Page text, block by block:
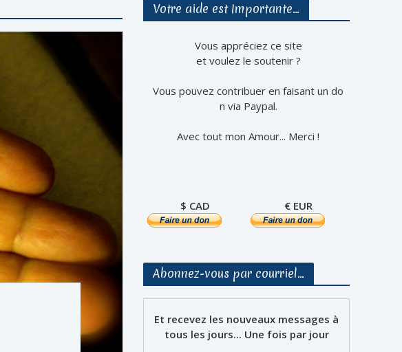
Votre aide est Importante…
Vous appréciez ce site
et voulez le soutenir ?
Vous pouvez contribuer en faisant un do
n via Paypal.
Avec tout mon Amour... Merci !
$ CAD € EUR
Abonnez-vous par courriel…
Et recevez les nouveaux messages à
tous les jours... Une fois par jour